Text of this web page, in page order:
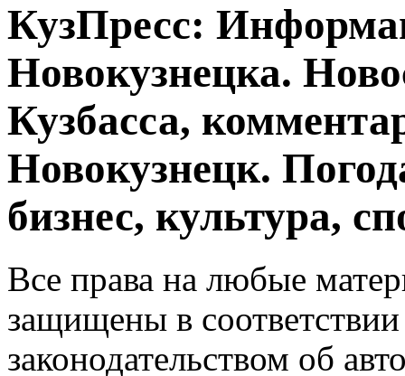
КузПресс:
Новокузнецка.
Кузбасса,
Новокузнецк.
бизнес, культура,
Все права на любые
защищены в
законодательством об